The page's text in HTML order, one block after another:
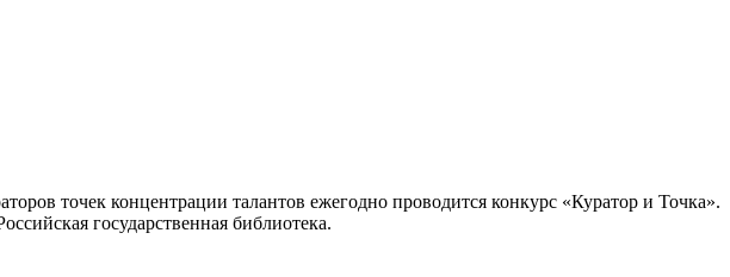
точек концентрации талантов ежегодно проводится конкурс «Куратор и Точка».
государственная библиотека.